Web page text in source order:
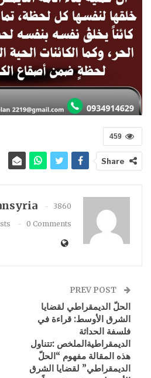
459
Share
3860
0 Comments
الحلّ الديمقراطي لقضايا
الشرق الأوسط: قراءة في
فلسفة الحداثة
الديمقراطيةالملخص :تتناول
هذه المقالة مفهوم “الحلّ
الديمقراطي” لقضايا الشرق